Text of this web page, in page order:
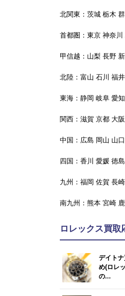
北関東： 茨城 栃木
首都圏： 東京 神奈川
甲信越： 山梨 長野
北陸： 富山 石川 福井
東海： 静岡 岐阜 愛知
関西： 滋賀 京都 大阪
中国： 広島 岡山 山口
四国： 香川 愛媛 徳島
九州： 福岡 佐賀 長崎
南九州： 熊本 宮崎
ロレックス買取
デイト
め(ロレ
の...